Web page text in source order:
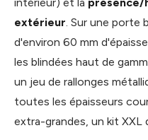
extérieur. Sur une porte
d'environ 60 mm
les blindées haut de
un jeu de rallonges
toutes les épaisseurs
extra-grandes, un kit XXL